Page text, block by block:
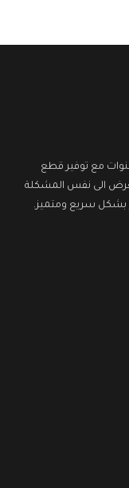
مع توفير قطع
الى نفس المشكلة
بشكل سريع ومتميز.